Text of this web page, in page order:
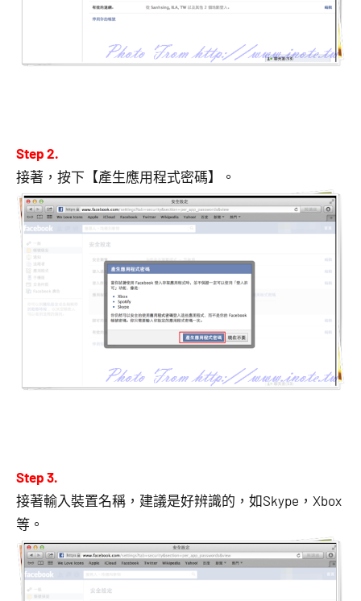
Step 2.
接著，按下【產生應用程式密碼】。
Step 3.
接著輸入裝置名稱，建議是好辨識的，如Skype，Xbox
等。